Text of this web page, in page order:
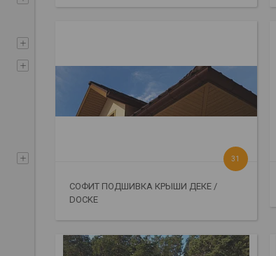
СОФИТ ПОДШИВКА КРЫШИ ДЕКЕ /
DOCKE
31